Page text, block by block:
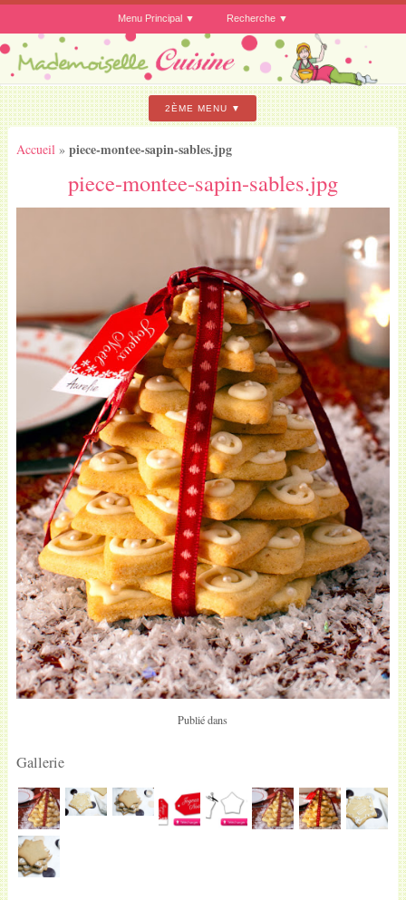
Menu Principal Recherche
2ÈME MENU
Accueil » piece-montee-sapin-sables.jpg
piece-montee-sapin-sables.jpg
Publié dans
Gallerie